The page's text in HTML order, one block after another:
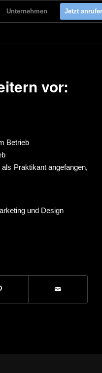
Unternehmen Jetzt
vor:
Betrieb
Praktikant angefangen,
und Design